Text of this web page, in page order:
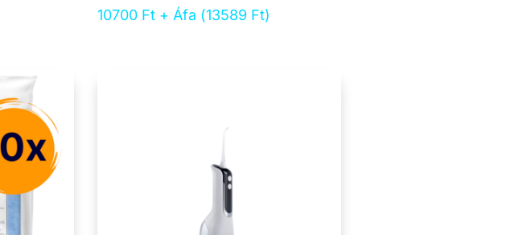
10700 Ft + Áfa (13589 Ft)